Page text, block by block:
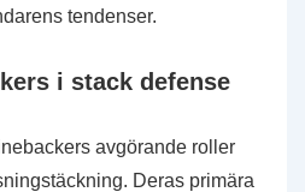
tendenser.
i stack defense
avgörande roller
Deras primära